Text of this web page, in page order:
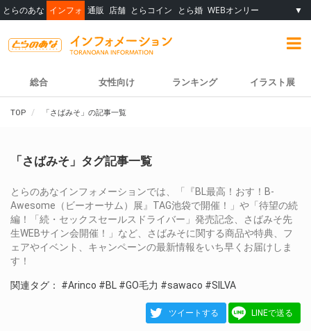
とらのあな インフォ 通販 店舗 とらコイン とら婚 WEBオンリー ▼
総合 女性向け ランキング イラスト展
TOP 「さばみそ」の記事一覧
「さばみそ」タグ記事一覧
とらのあなインフォメーションでは、「『BL最高！おす！B-
Awesome（ビーオーサム）展』TAG池袋で開催！」や「待望の続
編！「続・セックスセールスドライバー」発売記念、さばみそ先
生WEBサイン会開催！」など、さばみそに関する商品や特典、フ
ェアやイベント、キャンペーンの最新情報をいち早くお届けしま
す！
関連タグ： #Arinco #BL #GO毛力 #sawaco #SILVA
ツイートする LINEで送る